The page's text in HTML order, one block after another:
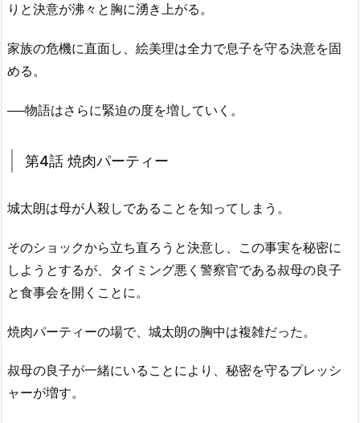
りと決意が沸々と胸に湧き上がる。
家族の危機に直面し、絵美理は全力で息子を守る決意を固
める。
──物語はさらに緊迫の度を増していく。
第4話 焼肉パーティー
城太朗は母が人殺しであることを知ってしまう。
そのショックから立ち直ろうと決意し、この事実を秘密に
しようとするが、タイミング悪く警察官である叔母の良子
と食事会を開くことに。
焼肉パーティーの場で、城太朗の胸中は複雑だった。
叔母の良子が一緒にいることにより、秘密を守るプレッシ
ャーが増す。